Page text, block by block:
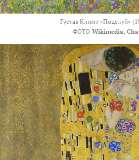
Густав Климт «Поцелуй»
ФОТО Wikimedia,